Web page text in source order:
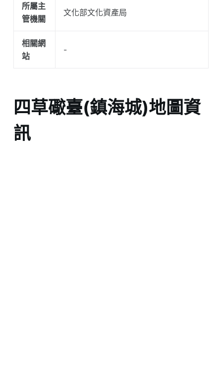
所屬主
管機關
文化部文化資產局
相關網
站
-
四草礮臺(鎮海城)地圖資
訊